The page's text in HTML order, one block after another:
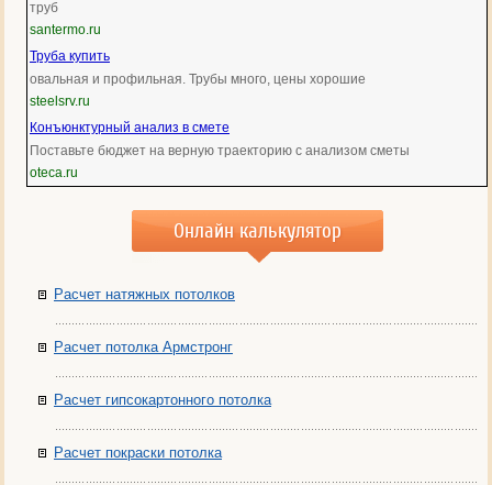
труб
santermo.ru
Труба купить
овальная и профильная. Трубы много, цены хорошие
steelsrv.ru
Конъюнктурный анализ в смете
Поставьте бюджет на верную траекторию с анализом сметы
oteca.ru
Онлайн калькулятор
Расчет натяжных потолков
Расчет потолка Армстронг
Расчет гипсокартонного потолка
Расчет покраски потолка